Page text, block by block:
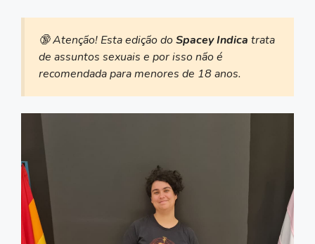
🔞 Atenção! Esta edição doSpacey Indica trata
de assuntos sexuais e por isso não é
recomendada para menores de 18 anos.